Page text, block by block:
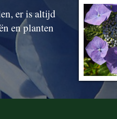
er is altijd
en planten